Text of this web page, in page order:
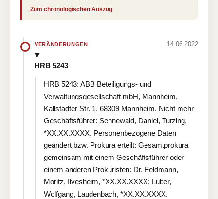
Zum chronologischen Auszug
VERÄNDERUNGEN 14.06.2022
HRB 5243
HRB 5243: ABB Beteiligungs- und
Verwaltungsgesellschaft mbH, Mannheim,
Kallstadter Str. 1, 68309 Mannheim. Nicht mehr
Geschäftsführer: Sennewald, Daniel, Tutzing,
*XX.XX.XXXX. Personenbezogene Daten
geändert bzw. Prokura erteilt: Gesamtprokura
gemeinsam mit einem Geschäftsführer oder
einem anderen Prokuristen: Dr. Feldmann,
Moritz, Ilvesheim, *XX.XX.XXXX; Luber,
Wolfgang, Laudenbach, *XX.XX.XXXX.